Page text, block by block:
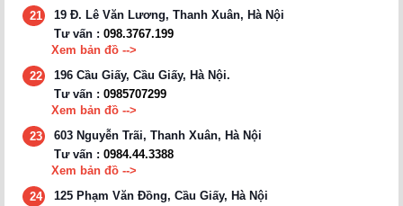
21
19 Đ. Lê Văn Lương, Thanh Xuân, Hà Nội
Tư vấn : 098.3767.199
Xem bản đồ -->
22
196 Cầu Giấy, Cầu Giấy, Hà Nội.
Tư vấn : 0985707299
Xem bản đồ -->
23
603 Nguyễn Trãi, Thanh Xuân, Hà Nội
Tư vấn : 0984.44.3388
Xem bản đồ -->
24
125 Phạm Văn Đồng, Cầu Giấy, Hà Nội